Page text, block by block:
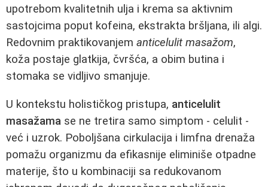
upotrebom kvalitetnih ulja i krema sa aktivnim
sastojcima poput kofeina, ekstrakta bršljana, ili algi.
Redovnim praktikovanjem anticelulit masažom,
koža postaje glatkija, čvršća, a obim butina i
stomaka se vidljivo smanjuje.
U kontekstu holističkog pristupa, anticelulit
masažama se ne tretira samo simptom - celulit -
već i uzrok. Poboljšana cirkulacija i limfna drenaža
pomažu organizmu da efikasnije eliminiše otpadne
materije, što u kombinaciji sa redukovanom